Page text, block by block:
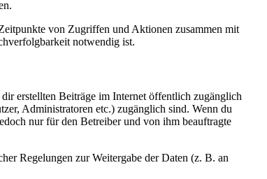
von Zugriffen und Aktionen zusammen mit
notwendig ist.
erstellten Beiträge im Internet öffentlich zugänglich
Administratoren etc.) zugänglich sind. Wenn du
nur für den Betreiber und von ihm beauftragte
Regelungen zur Weitergabe der Daten (z. B. an